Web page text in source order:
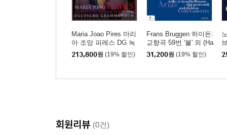
Maria Joao Pires 마리
아 조앙 피레스 DG 녹
음 전집 (Complete Rec
ordings On Deutsche
213,800원 (19% 할인)
Frans Bruggen 하이든:
교향곡 59번 '불' 외 (Ha
ydn: Symphonies Nos.
59,103, 83, 104 , 64, 1
etc)
31,200원 (19% 할인)
회원리뷰 (0건)